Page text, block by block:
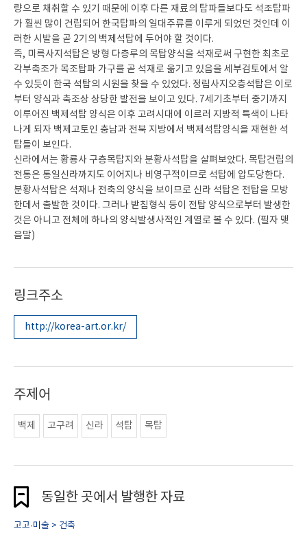
량으로 채취할 수 있기 때문에 이후 다른 재료의 탑파들보다도 석조탑파
가 훨씬 많이 건립되어 한국탑파의 일대주류를 이루게 되었던 것인데 이
러한 시발을 곧 2기의 백제석탑에 두어야 할 것이다.
즉, 미륵사지석탑은 방형 다층루의 목탑양식을 석재로써 구현한 최초로
각부축조가 목조탑파 가구를 곧 석재로 옮기고 있음을 세부검토에서 알
수 있듯이 한국 석탑의 시원을 찾을 수 있었다. 정림사지오층석탑은 이로
부터 양식과 축조상 상당한 발전을 보이고 있다. 7세기초부터 중기까지
이루어진 백제석탑 양식은 이후 고려시대에 이르러 지방적 특색이 나타
나게 되자 백제고토인 충남과 전북 지방에서 백제석탑양식을 재현한 석
탑들이 보인다.
신라에서는 황룡사 구층목탑지와 분황사석탑을 살펴보았다. 목탑건립의
전통은 통일신라까지도 이어지나 비영구적이므로 석탑에 압도당한다.
분황사석탑은 석재나 전축의 양식을 보이므로 신라 석탑은 전탑을 모방
한데서 출발한 것이다. 그러나 받침형식 등이 전탑 양식으로부터 발생한
것은 아니고 전체에 하나의 양식발생사적인 계열로 볼 수 있다. (필자 맺
음말)
링크주소
http://korea-art.or.kr/
주제어
백제 고구려 신라 석탑 목탑
동일한 곳에서 발행한 자료
고고·미술 > 건축